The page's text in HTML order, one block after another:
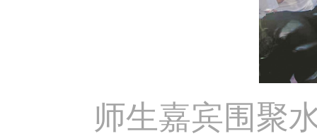
师生嘉宾围聚